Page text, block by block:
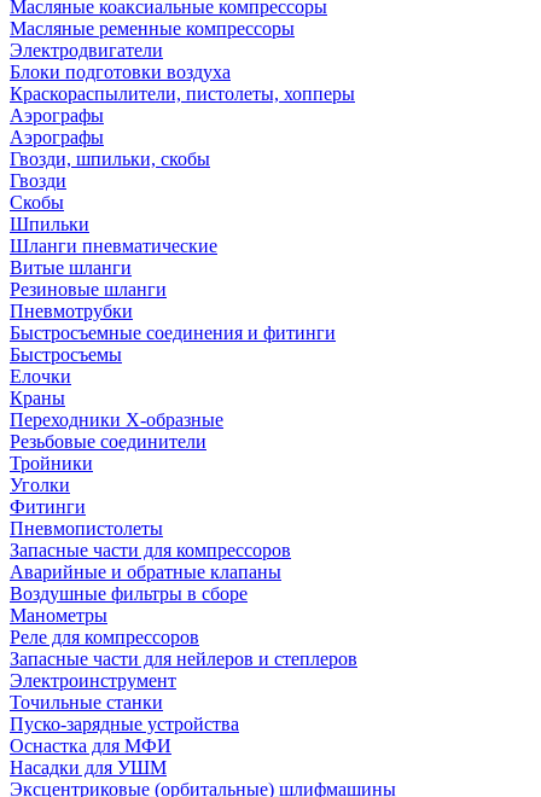
Масляные коаксиальные компрессоры
Масляные ременные компрессоры
Электродвигатели
Блоки подготовки воздуха
Краскораспылители, пистолеты, хопперы
Аэрографы
Аэрографы
Гвозди, шпильки, скобы
Гвозди
Скобы
Шпильки
Шланги пневматические
Витые шланги
Резиновые шланги
Пневмотрубки
Быстросъемные соединения и фитинги
Быстросъемы
Елочки
Краны
Переходники Х-образные
Резьбовые соединители
Тройники
Уголки
Фитинги
Пневмопистолеты
Запасные части для компрессоров
Аварийные и обратные клапаны
Воздушные фильтры в сборе
Манометры
Реле для компрессоров
Запасные части для нейлеров и степлеров
Электроинструмент
Точильные станки
Пуско-зарядные устройства
Оснастка для МФИ
Насадки для УШМ
Эксцентриковые (орбитальные) шлифмашины